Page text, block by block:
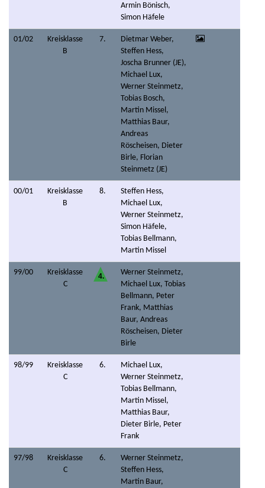
Armin Bönisch,
Simon Häfele
01/02
Kreisklasse
B
7.
Dietmar Weber,
Steffen Hess,
Joscha Brunner (JE),
Michael Lux,
Werner Steinmetz,
Tobias Bosch,
Martin Missel,
Matthias Baur,
Andreas
Röscheisen, Dieter
Birle, Florian
Steinmetz (JE)
00/01
Kreisklasse
B
8.
Steffen Hess,
Michael Lux,
Werner Steinmetz,
Simon Häfele,
Tobias Bellmann,
Martin Missel
99/00
Kreisklasse
C
4.
Werner Steinmetz,
Michael Lux, Tobias
Bellmann, Peter
Frank, Matthias
Baur, Andreas
Röscheisen, Dieter
Birle
98/99
Kreisklasse
C
6.
Michael Lux,
Werner Steinmetz,
Tobias Bellmann,
Martin Missel,
Matthias Baur,
Dieter Birle, Peter
Frank
97/98
Kreisklasse
C
6.
Werner Steinmetz,
Steffen Hess,
Martin Baur,